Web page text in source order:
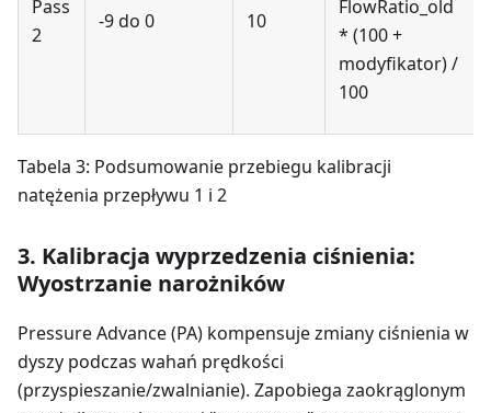
Pass
2
-9 do 0 10
FlowRatio_old
* (100 +
modyfikator) /
100
Tabela 3: Podsumowanie przebiegu kalibracji
natężenia przepływu 1 i 2
3. Kalibracja wyprzedzenia ciśnienia:
Wyostrzanie narożników
Pressure Advance (PA) kompensuje zmiany ciśnienia w
dyszy podczas wahań prędkości
(przyspieszanie/zwalnianie). Zapobiega zaokrąglonym